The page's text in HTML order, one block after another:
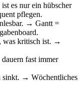
es nur ein hübscher
pflegen.
→ Gantt =
was kritisch ist. →
fast immer
sinkt. → Wöchentliches